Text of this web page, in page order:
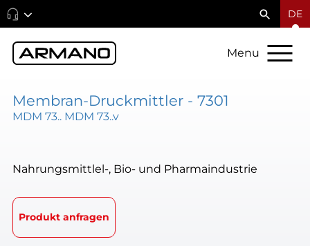
DE
Menu
Membran-Druckmittler - 7301
MDM 73.. MDM 73..v
Nahrungsmittlel-, Bio- und Pharmaindustrie
Produkt anfragen